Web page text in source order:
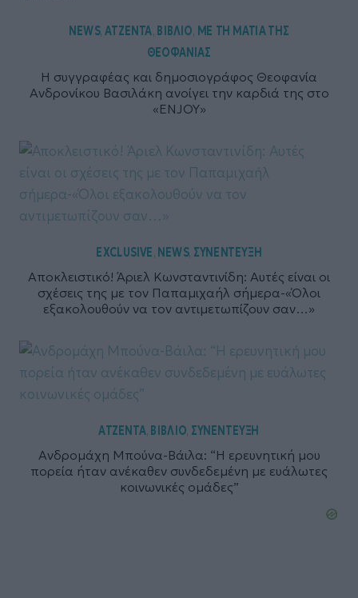
NEWS,ΑΤΖΕΝΤΑ,ΒΙΒΛΙΟ, ΜΕ ΤΗ ΜΑΤΙΑ ΤΗΣ
ΘΕΟΦΑΝΙΑΣ
Η συγγραφέας και δημοσιογράφος Θεοφανία
Ανδρονίκου Βασιλάκη ανοίγει την καρδιά της στο
«ENJOY»
EXCLUSIVE,NEWS, ΣΥΝΕΝΤΕΥΞΗ
Αποκλειστικό! Άριελ Κωνσταντινίδη: Αυτές είναι οι
σχέσεις της με τον Παπαμιχαήλ σήμερα-«Όλοι
εξακολουθούν να τον αντιμετωπίζουν σαν…»
ΑΤΖΕΝΤΑ,ΒΙΒΛΙΟ, ΣΥΝΕΝΤΕΥΞΗ
Ανδρομάχη Μπούνα-Βάιλα: “Η ερευνητική μου
πορεία ήταν ανέκαθεν συνδεδεμένη με ευάλωτες
κοινωνικές ομάδες”